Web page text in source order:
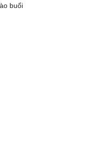
buổi